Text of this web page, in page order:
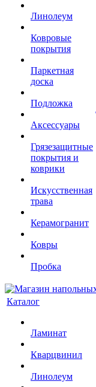
Линолеум
Ковровые
покрытия
Паркетная
доска
Подложка
Аксессуары
Грязезащитные
покрытия и
коврики
Искусственная
трава
Керамогранит
Ковры
Пробка
Каталог
Ламинат
Кварцвинил
Линолеум